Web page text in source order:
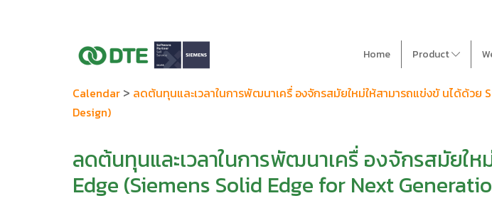
Home Product
Calendar > ลดต้นทุนและเวลาในการพัฒนาเครื่ องจักรสมัยใหม่ให้สามารถแข่งขั นได้ด้ว
Design)
ลดต้นทุนและเวลาในการพัฒนาเครื่ องจักรสมัยใ
Edge (Siemens Solid Edge for Next